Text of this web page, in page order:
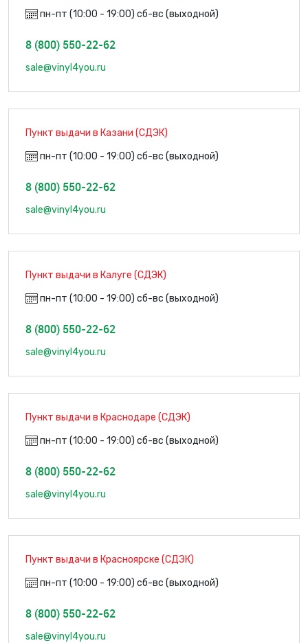
пн-пт (10:00 - 19:00) сб-вс (выходной)
8 (800) 550-22-62
sale@vinyl4you.ru
Пункт выдачи в Казани (СДЭК)
пн-пт (10:00 - 19:00) сб-вс (выходной)
8 (800) 550-22-62
sale@vinyl4you.ru
Пункт выдачи в Калуге (СДЭК)
пн-пт (10:00 - 19:00) сб-вс (выходной)
8 (800) 550-22-62
sale@vinyl4you.ru
Пункт выдачи в Краснодаре (СДЭК)
пн-пт (10:00 - 19:00) сб-вс (выходной)
8 (800) 550-22-62
sale@vinyl4you.ru
Пункт выдачи в Красноярске (СДЭК)
пн-пт (10:00 - 19:00) сб-вс (выходной)
8 (800) 550-22-62
sale@vinyl4you.ru